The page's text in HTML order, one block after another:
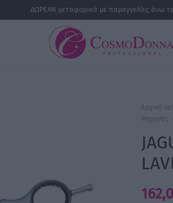
ΔΩΡΕΑΝ μεταφορικά με παραγγελίες άνω
Αρχική
Μηχανές